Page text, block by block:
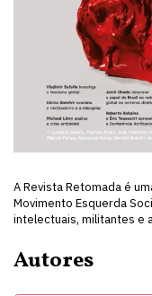
A Revista Retomada é
Movimento Esquerda
intelectuais, militantes e
Autores